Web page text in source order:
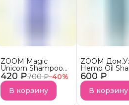
420 ₽700 ₽−40%
ZOOM Magic
Unicorn Shampoo
Шампунь
безсульфатный
УСПЕЙ КУПИТЬ
Снятие с продаж
В корзину
600 ₽
ZOOM
Hemp Oil
Шампунь
В корзину